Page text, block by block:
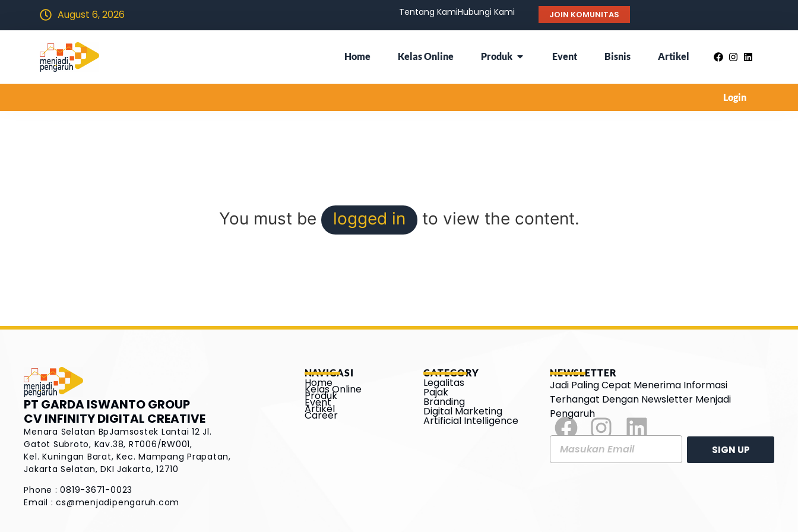
August 6, 2026 Tentang KamiHubungi Kami JOIN KOMUNITAS
Home Kelas Online Produk Event Bisnis Artikel
Login
You must be logged in to view the content.
PT GARDA ISWANTO GROUP
CV INFINITY DIGITAL CREATIVE
Menara Selatan BpJamsostek Lantai 12Jl.
Gatot Subroto, Kav.38, RT006/RW001,
Kel. Kuningan Barat, Kec. Mampang Prapatan,
Jakarta Selatan, DKI Jakarta, 12710
Phone : 0819-3671-0023
Email :cs@menjadipengaruh.com
NAVIGASI
Home
Kelas Online
Produk
Event
Artikel
Career
CATEGORY
Legalitas
Pajak
Branding
Digital Marketing
Artificial Intelligence
NEWSLETTER
Jadi Paling Cepat Menerima Informasi
Terhangat Dengan Newsletter Menjadi
Pengaruh
SIGN UP